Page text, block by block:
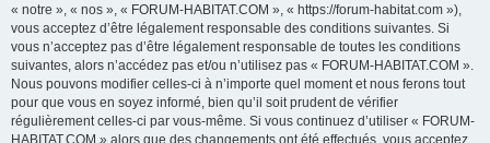
« notre », « nos », « FORUM-HABITAT.COM », « https://forum-habitat.com »),
vous acceptez d’être légalement responsable des conditions suivantes. Si
vous n’acceptez pas d’être légalement responsable de toutes les conditions
suivantes, alors n’accédez pas et/ou n’utilisez pas « FORUM-HABITAT.COM ».
Nous pouvons modifier celles-ci à n’importe quel moment et nous ferons tout
pour que vous en soyez informé, bien qu’il soit prudent de vérifier
régulièrement celles-ci par vous-même. Si vous continuez d’utiliser « FORUM-
HABITAT.COM » alors que des changements ont été effectués, vous acceptez